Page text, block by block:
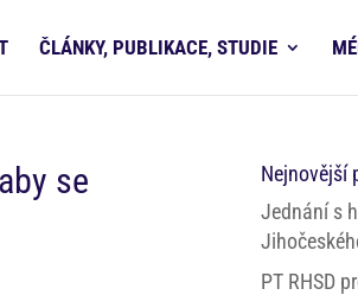
ČLÁNKY, PUBLIKACE, STUDIE
se
Nejnovější
Jednání s
PT RHSD